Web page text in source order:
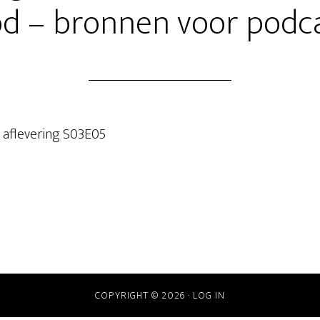
– bronnen voor
S03E05
COPYRIGHT © 2026 · LOG IN